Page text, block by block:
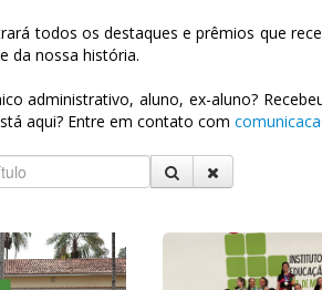
todos os destaques e prêmios que
da nossa história.
administrativo, aluno, ex-aluno?
aqui? Entre em contato com